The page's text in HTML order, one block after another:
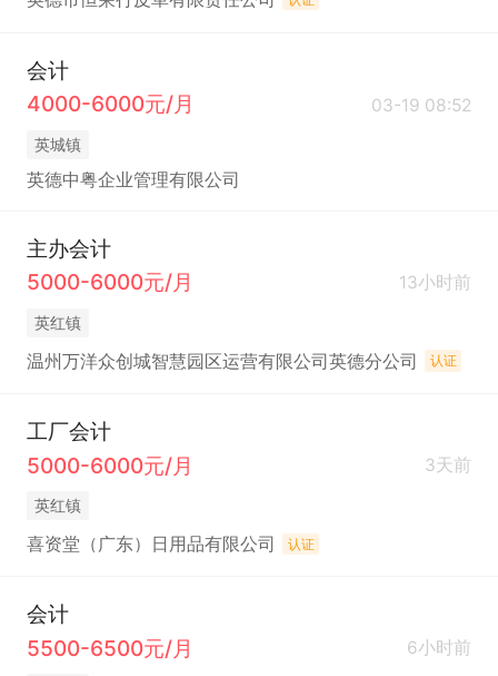
会计
4000-6000元/月
03-19 08:52
英城镇
英德中粤企业管理有限公司
主办会计
5000-6000元/月
13小时前
英红镇
温州万洋众创城智慧园区运营有限公司英德分公司 认证
工厂会计
5000-6000元/月
3天前
英红镇
喜资堂（广东）日用品有限公司 认证
会计
5500-6500元/月
6小时前